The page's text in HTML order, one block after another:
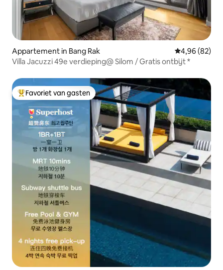
Appartement in Bang Rak Gemiddelde
4,96 (82)
Villa Jacuzzi 49e verdieping@ Silom / Gratis ontbijt *
Topfavoriet van gasten
Favoriet van gasten